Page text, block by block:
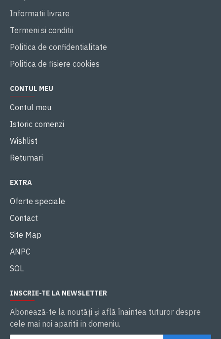
Informatii livrare
Termeni si conditii
Politica de confidentialitate
Politica de fisiere cookies
CONTUL MEU
Contul meu
Istoric comenzi
Wishlist
Returnari
EXTRA
Oferte speciale
Contact
Site Map
ANPC
SOL
INSCRIE-TE LA NEWSLETTER
Abonează-te la noutăţi și află înaintea tuturor despre
cele mai noi aparitii in domeniu.